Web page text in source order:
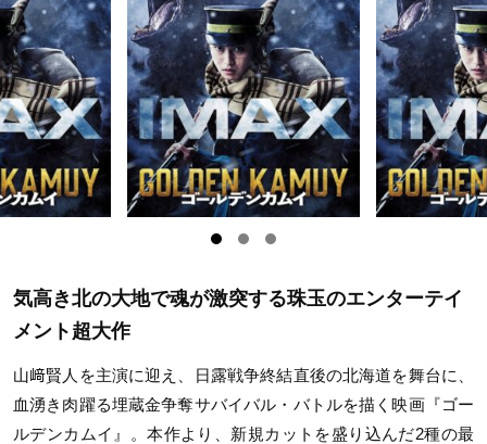
気高き北の大地で魂が激突する珠玉のエンターテイ
メント超大作
山﨑賢人を主演に迎え、日露戦争終結直後の北海道を舞台に、
血湧き肉躍る埋蔵金争奪サバイバル・バトルを描く映画『ゴー
ルデンカムイ』。本作より、新規カットを盛り込んだ2種の最